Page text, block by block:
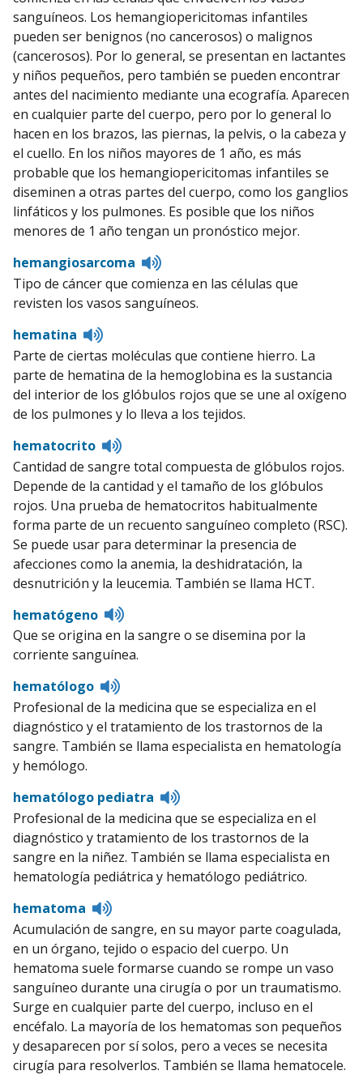
sanguíneos. Los hemangiopericitomas infantiles
pueden ser benignos (no cancerosos) o malignos
(cancerosos). Por lo general, se presentan en lactantes
y niños pequeños, pero también se pueden encontrar
antes del nacimiento mediante una ecografía. Aparecen
en cualquier parte del cuerpo, pero por lo general lo
hacen en los brazos, las piernas, la pelvis, o la cabeza y
el cuello. En los niños mayores de 1 año, es más
probable que los hemangiopericitomas infantiles se
diseminen a otras partes del cuerpo, como los ganglios
linfáticos y los pulmones. Es posible que los niños
menores de 1 año tengan un pronóstico mejor.
hemangiosarcoma
Listen
pronunciation
Tipo de cáncer que comienza en las células que
revisten los vasos sanguíneos.
hematina
Listen
pronunciation
Parte de ciertas moléculas que contiene hierro. La
parte de hematina de la hemoglobina es la sustancia
del interior de los glóbulos rojos que se une al oxígeno
de los pulmones y lo lleva a los tejidos.
hematocrito
Listen
pronunciation
Cantidad de sangre total compuesta de glóbulos rojos.
Depende de la cantidad y el tamaño de los glóbulos
rojos. Una prueba de hematocritos habitualmente
forma parte de un recuento sanguíneo completo (RSC).
Se puede usar para determinar la presencia de
afecciones como la anemia, la deshidratación, la
desnutrición y la leucemia. También se llama HCT.
hematógeno
Listen
to
pronunciation
Que se origina en la sangre o se disemina por la
corriente sanguínea.
hematólogo
Listen
pronunciation
Profesional de la medicina que se especializa en el
diagnóstico y el tratamiento de los trastornos de la
sangre. También se llama especialista en hematología
y hemólogo.
hematólogo pediatra
Listen
pronunciation
Profesional de la medicina que se especializa en el
diagnóstico y tratamiento de los trastornos de la
sangre en la niñez. También se llama especialista en
hematología pediátrica y hematólogo pediátrico.
hematoma
Listen
pronunciation
Acumulación de sangre, en su mayor parte coagulada,
en un órgano, tejido o espacio del cuerpo. Un
hematoma suele formarse cuando se rompe un vaso
sanguíneo durante una cirugía o por un traumatismo.
Surge en cualquier parte del cuerpo, incluso en el
encéfalo. La mayoría de los hematomas son pequeños
y desaparecen por sí solos, pero a veces se necesita
cirugía para resolverlos. También se llama hematocele.